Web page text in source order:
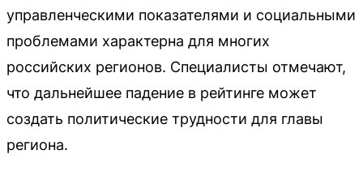
управленческими показателями и социальными
проблемами характерна для многих
российских регионов. Специалисты отмечают,
что дальнейшее падение в рейтинге может
создать политические трудности для главы
региона.